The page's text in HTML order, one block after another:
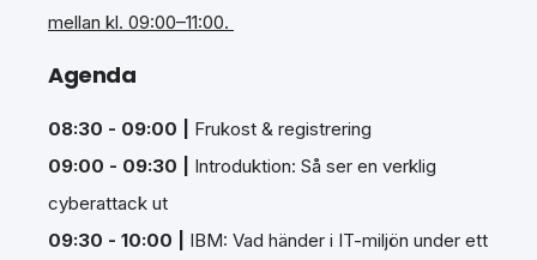
mellan kl. 09:00–11:00.
Agenda
08:30 - 09:00 | Frukost & registrering
09:00 - 09:30 |
Introduktion: Så ser en verklig
cyberattack ut
09:30 - 10:00 |
IBM: Vad händer i IT-miljön under ett